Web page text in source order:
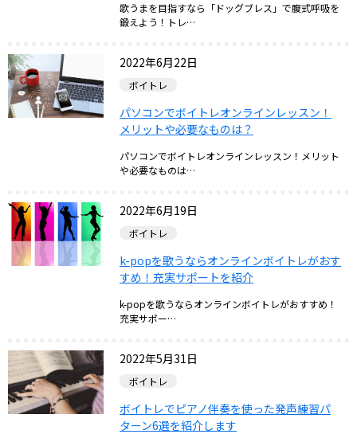
歌うまを目指すなら「ドッグブレス」で腹式呼吸を
鍛えよう！トレ…
2022年6月22日
ボイトレ
パソコンでボイトレオンラインレッスン！
メリットや必要なものは？
パソコンでボイトレオンラインレッスン！メリット
や必要なものは…
2022年6月19日
ボイトレ
k-popを歌うならオンラインボイトレがおす
すめ！充実サポートを紹介
k-popを歌うならオンラインボイトレがおすすめ！
充実サポー…
2022年5月31日
ボイトレ
ボイトレでピアノ伴奏を使った発声練習パ
ターン6選を紹介します